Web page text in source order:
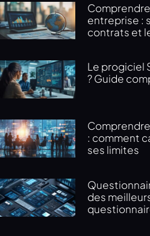
entreprise :
contrats et
Le progiciel
? Guide
: comment
ses limites
des